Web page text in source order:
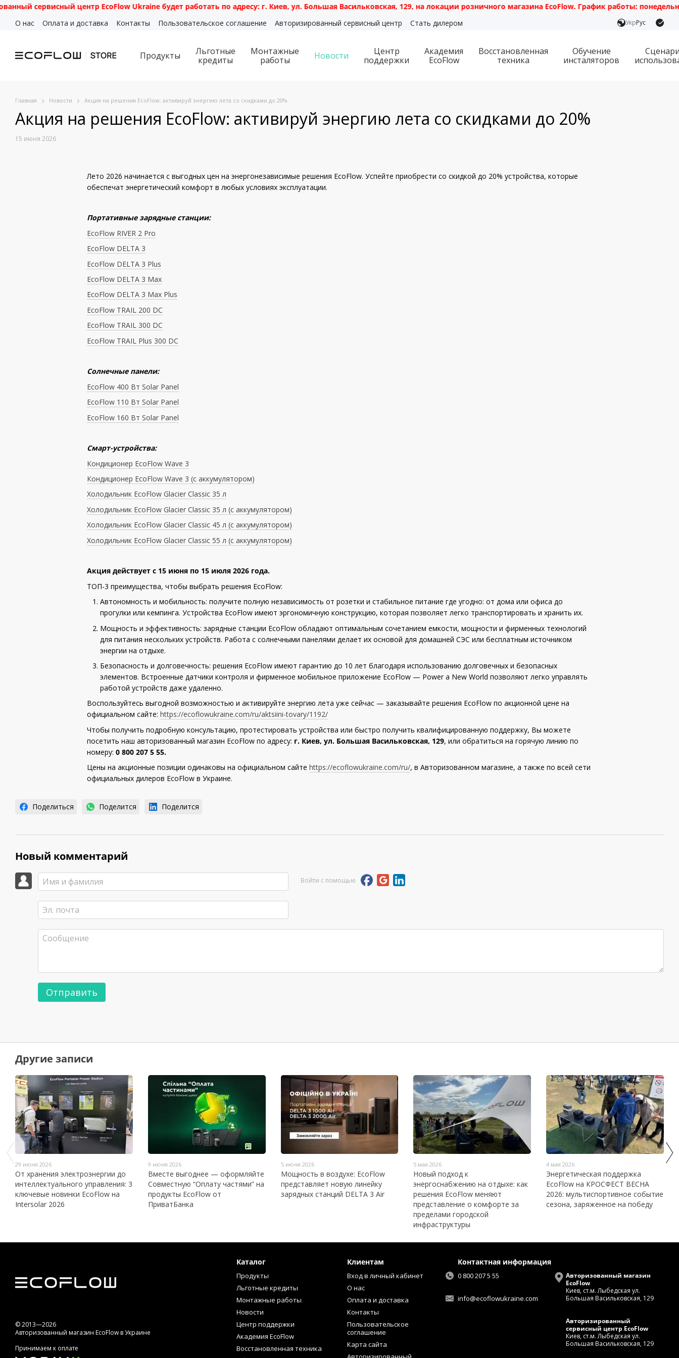
Перейти к основному контенту
центр EcoFlow Ukraine будет работать по адресу: г. Киев, ул. Большая Васильковская, 129, на локации розничного магазина EcoFlow. График работы: понедельник —
О нас
Оплата и доставка Контакты Пользовательское соглашение Авторизированный сервисный центр Стать дилером УкрРус
Продукты
Льготные
кредиты
Монтажные
работы
Новости
Центр
поддержки
Академия
EcoFlow
Восстановленная
техника
Обучение
инсталяторов
Главная Новости Акция на решения EcoFlow: активируй энергию лета со скидками до 20%
Акция на решения EcoFlow: активируй энергию лета со скидками до 20%
15 июня 2026
Лето 2026 начинается с выгодных цен на энергонезависимые решения EcoFlow. Успейте приобрести со скидкой до 20% устройства, которые
обеспечат энергетический комфорт в любых условиях эксплуатации.
Портативные зарядные станции:
EcoFlow RIVER 2 Pro
EcoFlow DELTA 3
EcoFlow DELTA 3 Plus
EcoFlow DELTA 3 Max
EcoFlow DELTA 3 Max Plus
EcoFlow TRAIL 200 DC
EcoFlow TRAIL 300 DC
EcoFlow TRAIL Plus 300 DC
Солнечные панели:
EcoFlow 400 Вт Solar Panel
EcoFlow 110 Вт Solar Panel
EcoFlow 160 Вт Solar Panel
Смарт-устройства:
Кондиционер EcoFlow Wave 3
Кондиционер EcoFlow Wave 3 (с аккумулятором)
Холодильник EcoFlow Glacier Classic 35 л
Холодильник EcoFlow Glacier Classic 35 л (с аккумулятором)
Холодильник EcoFlow Glacier Classic 45 л (с аккумулятором)
Холодильник EcoFlow Glacier Classic 55 л (с аккумулятором)
Акция действует с 15 июня по 15 июля 2026 года.
ТОП-3 преимущества, чтобы выбрать решения EcoFlow:
Автономность и мобильность: получите полную независимость от розетки и стабильное питание где угодно: от дома или офиса до
прогулки или кемпинга. Устройства EcoFlow имеют эргономичную конструкцию, которая позволяет легко транспортировать и хранить их.
Мощность и эффективность: зарядные станции EcoFlow обладают оптимальным сочетанием емкости, мощности и фирменных технологий
для питания нескольких устройств. Работа с солнечными панелями делает их основой для домашней СЭС или бесплатным источником
энергии на отдыхе.
Безопасность и долговечность: решения EcoFlow имеют гарантию до 10 лет благодаря использованию долговечных и безопасных
элементов. Встроенные датчики контроля и фирменное мобильное приложение EcoFlow — Power a New World позволяют легко управлять
работой устройств даже удаленно.
Воспользуйтесь выгодной возможностью и активируйте энергию лета уже сейчас — заказывайте решения EcoFlow по акционной цене на
официальном сайте: https://ecoflowukraine.com/ru/aktsiini-tovary/1192/
Чтобы получить подробную консультацию, протестировать устройства или быстро получить квалифицированную поддержку, Вы можете
посетить наш авторизованный магазин EcoFlow по адресу: г. Киев, ул. Большая Васильковская, 129, или обратиться на горячую линию по
номеру: 0 800 207 5 55.
Цены на акционные позиции одинаковы на официальном сайте https://ecoflowukraine.com/ru/, в Авторизованном магазине, а также по всей сети
официальных дилеров EcoFlow в Украине.
Поделиться Поделится Поделится
Новый комментарий
Войти с помощью
Отправить
Другие записи
29 июня 2026
От хранения электроэнергии до
интеллектуального управления: 3
ключевые новинки EcoFlow на
Intersolar 2026
9 июня 2026
Вместе выгоднее — оформляйте
Совместную “Оплату частями” на
продукты EcoFlow от
ПриватБанка
5 июня 2026
Мощность в воздухе: EcoFlow
представляет новую линейку
зарядных станций DELTA 3 Air
5 мая 2026
Новый подход к
энергоснабжению на отдыхе: как
решения EcoFlow меняют
представление о комфорте за
пределами городской
инфраструктуры
4 мая 2026
Энергетическая поддержка
EcoFlow на КРОСФЕСТ ВЕСНА
2026: мультиспортивное событие
сезона, заряженное на победу
© 2013—2026
Авторизованный магазин EcoFlow в Украине
Принимаем к оплате
Каталог
Продукты
Льготные кредиты
Монтажные работы
Новости
Центр поддержки
Академия EcoFlow
Восстановленная техника
Клиентам
Вход в личный кабинет
О нас
Оплата и доставка
Контакты
Пользовательское
соглашение
Карта сайта
Контактная информация
0 800 207 5 55
info@ecoflowukraine.com
Авторизованный магазин
EcoFlow
Киев, ст.м. Лыбедская ул.
Большая Васильковская, 129
Авторизированный
сервисный центр EcoFlow
Киев, ст.м. Лыбедская ул.
Большая Васильковская, 129